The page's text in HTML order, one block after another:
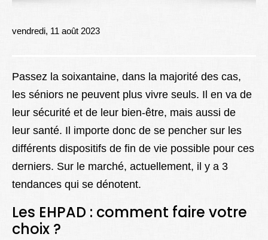
Better Health
vendredi, 11 août 2023
Passez la soixantaine, dans la majorité des cas,
les séniors ne peuvent plus vivre seuls. Il en va de
leur sécurité et de leur bien-être, mais aussi de
leur santé. Il importe donc de se pencher sur les
différents dispositifs de fin de vie possible pour ces
derniers. Sur le marché, actuellement, il y a 3
tendances qui se dénotent.
Les EHPAD : comment faire votre
choix ?